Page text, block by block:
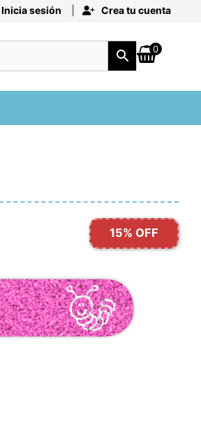
Inicia sesión Crea tu cuenta
0
15% OFF